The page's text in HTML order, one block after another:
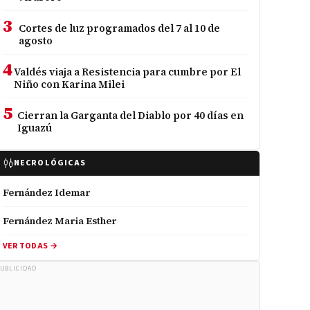
3 Cortes de luz programados del 7 al 10 de
agosto
4Valdés viaja a Resistencia para cumbre por El
Niño con Karina Milei
5 Cierran la Garganta del Diablo por 40 días en
Iguazú
NECROLÓGICAS
Fernández Idemar
Fernández Maria Esther
VER TODAS →